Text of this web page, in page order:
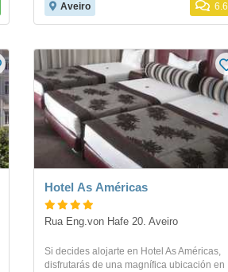
Aveiro 6.6
Hotel As Américas
Rua Eng.von Hafe 20. Aveiro
Si decides alojarte en Hotel As Américas,
disfrutarás de una magnífica ubicación en